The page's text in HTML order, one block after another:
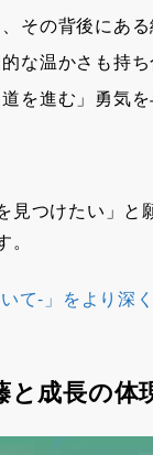
その背後にあ
な温かさも持ち
を進む」勇気を
つけたい」と
て-」をより深
成長の体